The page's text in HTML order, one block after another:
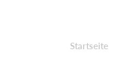
Startseite